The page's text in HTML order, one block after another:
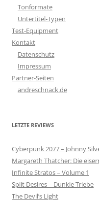
Tonformate
Untertitel-Typen
Test-Equipment
Kontakt
Datenschutz
Impressum
Partner-Seiten
andreschnack.de
LETZTE REVIEWS
Cyberpunk 2077 – Johnny
Margareth Thatcher: Die
Infinite Stratos – Volume 1
Split Desires – Dunkle Triebe
The Devil’s Light